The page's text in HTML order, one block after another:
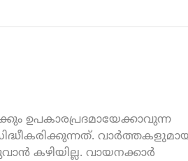
ഉപകാരപ്രദമായേക്കാവുന്ന
കഴിയില്ല. വായനക്കാർ